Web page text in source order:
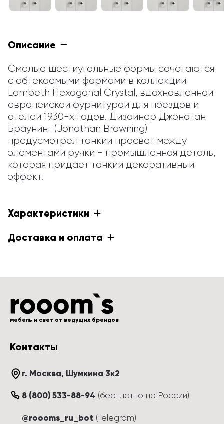
Описание
Смелые шестиугольные формы сочетаются
с обтекаемыми формами в коллекции
Lambeth Hexagonal Crystal, вдохновленной
европейской фурнитурой для поездов и
отелей 1930-х годов. Дизайнер Джонатан
Браунинг (Jonathan Browning)
предусмотрел тонкий просвет между
элементами ручки - промышленная деталь,
которая придает тонкий декоративный
эффект.
Характеристики
Доставка и оплата
мебель и свет от ведущих брендов
Контакты
г. Москва, Шумкина 3к2
8 (800) 533-88-94 (бесплатно по России)
@roooms_ru_bot (Telegram)